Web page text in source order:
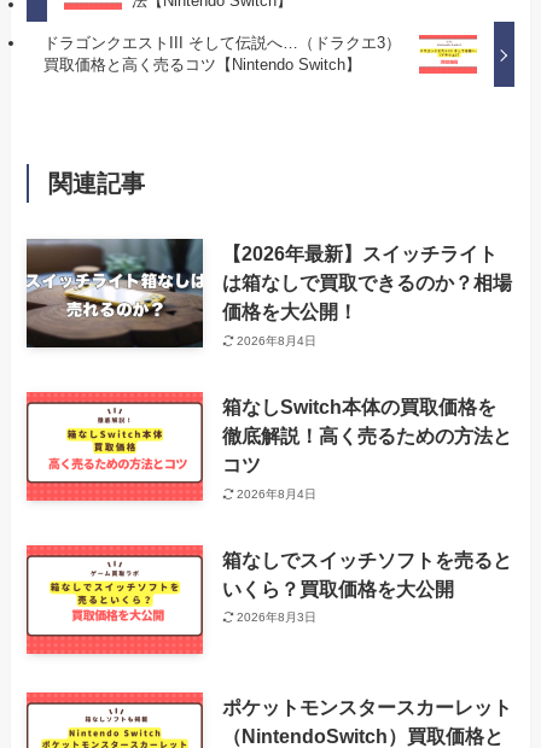
ドラゴンクエストIII そして伝説へ…（ドラクエ3）
買取価格と高く売るコツ【Nintendo Switch】
関連記事
【2026年最新】スイッチライト
は箱なしで買取できるのか？相場
価格を大公開！
2026年8月4日
箱なしSwitch本体の買取価格を
徹底解説！高く売るための方法と
コツ
2026年8月4日
箱なしでスイッチソフトを売ると
いくら？買取価格を大公開
2026年8月3日
ポケットモンスタースカーレット
（NintendoSwitch）買取価格と